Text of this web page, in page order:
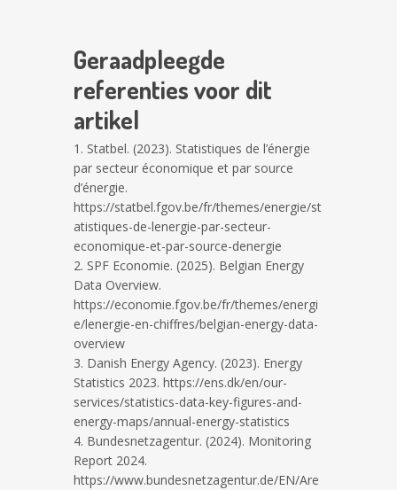
Geraadpleegde
referenties voor dit
artikel
Statbel. (2023). Statistiques de l’énergie
par secteur économique et par source
d’énergie.
https://statbel.fgov.be/fr/themes/energie/st
atistiques-de-lenergie-par-secteur-
economique-et-par-source-denergie
SPF Economie. (2025). Belgian Energy
Data Overview.
https://economie.fgov.be/fr/themes/energi
e/lenergie-en-chiffres/belgian-energy-data-
overview
Danish Energy Agency. (2023). Energy
Statistics 2023. https://ens.dk/en/our-
services/statistics-data-key-figures-and-
energy-maps/annual-energy-statistics
Bundesnetzagentur. (2024). Monitoring
Report 2024.
https://www.bundesnetzagentur.de/EN/Are